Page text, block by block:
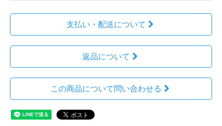
支払い・配送について
返品について
この商品について問い合わせる